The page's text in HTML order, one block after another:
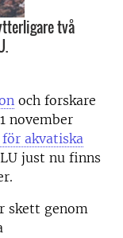
två
och forskare
november
akvatiska
just nu finns
skett genom